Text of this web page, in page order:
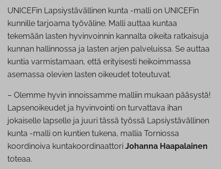
UNICEFin Lapsiystävällinen kunta -malli on UNICEFin
kunnille tarjoama työväline. Malli auttaa kuntaa
tekemään lasten hyvinvoinnin kannalta oikeita ratkaisuja
kunnan hallinnossa ja lasten arjen palveluissa. Se auttaa
kuntia varmistamaan, että erityisesti heikoimmassa
asemassa olevien lasten oikeudet toteutuvat.
– Olemme hyvin innoissamme malliin mukaan pääsystä!
Lapsenoikeudet ja hyvinvointi on turvattava ihan
jokaiselle lapselle ja juuri tässä työssä Lapsiystävällinen
kunta -malli on kuntien tukena, mallia Torniossa
koordinoiva kuntakoordinaattori Johanna Haapalainen
toteaa.